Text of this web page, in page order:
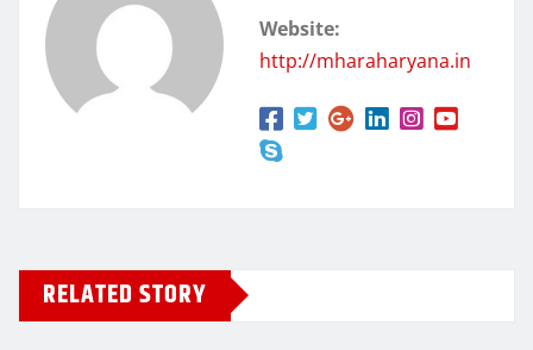
Website:
http://mharaharyana.in
RELATED STORY